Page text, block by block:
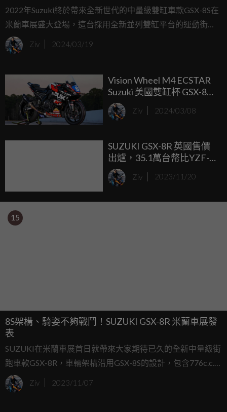
2022年Suzuki終於帶來全新世代的中量級雙缸車款GSX-8S在
米蘭車展盛大登場，這台採用全新並列雙缸平台的運動街
車，從發表上市之後迅速引起不少粉絲的關注，同時大家也
開始敲碗Suzuki推出搭載相同架構的街跑車型，Suzuki也快速
GSX-8R。
Ziv 2024/03/19
Vision Wheel M4 ECSTAR
Suzuki 美國雙缸杯 GSX-8R
賽車塗裝亮相！
Ziv 2024/03/08
SUZUKI GSX-8R 英國售價
出爐，35.1萬台幣比YZF-
R7略貴！
Ziv 2023/11/20
15
8S架構、騎姿不夠戰鬥！SUZUKI GSX-8R 米蘭車展發
表
SUZUKI在米蘭車展首日就帶來大家期待已久的全新中量級街
跑車款GSX-8R，車輛架構沿用GSX-8S的設計，包含776c.c.
並列雙缸引擎、車架和車尾線條刻畫，電控方面也具備循跡
控制、進退快排、三種動力模式、電子油門等，配上頗為熱
Ziv 2023/11/07